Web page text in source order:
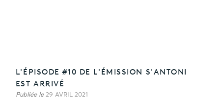
L'ÉPISODE #10 DE L'ÉMISSION S'ANTONI
EST ARRIVÉ
Publiée le29 AVRIL 2021